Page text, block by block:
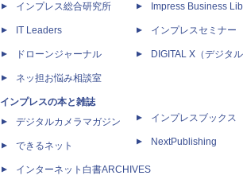
インプレス総合研究所
IT Leaders
ドローンジャーナル
ネッ担お悩み相談室
インプレスの本と雑誌
デジタルカメラマガジン
できるネット
インターネット白書ARCHIVES
Impress Business
インプレスセミナー
DIGITAL X（デジタル
インプレスブックス
NextPublishing